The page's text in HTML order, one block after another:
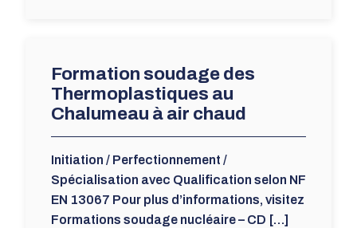
Formation soudage des
Thermoplastiques au
Chalumeau à air chaud
Initiation / Perfectionnement /
Spécialisation avec Qualification selon NF
EN 13067 Pour plus d’informations, visitez
Formations soudage nucléaire – CD […]